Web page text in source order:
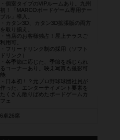
・個室タイプのVIPルームあり。九州
初！「MARCOボードゲーム専用テー
ブル」導入。
・カタン3D、カタン3D拡張版の両方
を取り揃え。
・当店のお客様独占！屋上テラスご
利用可。
・フリードリンク制の採用（ソフト
ドリンク）
・各季節に応じた、季節を感じられ
るコーナーあり。映え写真も撮影可
能
・日本初！？元プロ野球球団社員が
作った、エンターテイメント要素を
たくさん散りばめたボードゲームカ
フェ
6卓26席